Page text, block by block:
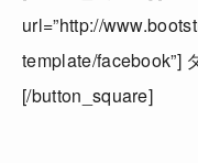
url=”http://
template/facebook”]
[/button_square]